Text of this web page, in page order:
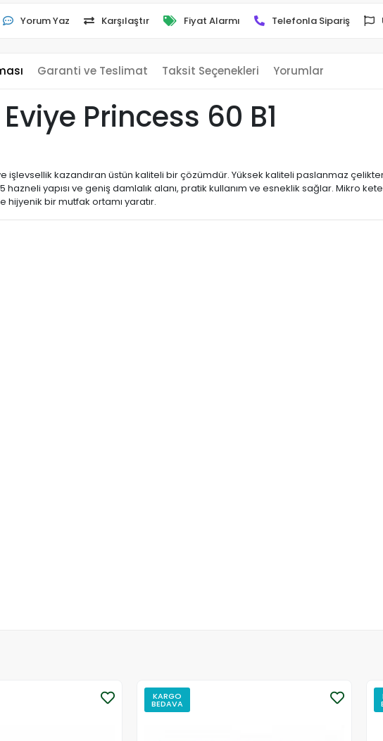
Yorum Yaz Karşılaştır Fiyat Alarmı Telefonla Sipariş
Garanti ve Teslimat Taksit Seçenekleri Yorumlar
Princess 60 B1
işlevsellik kazandıran üstün kaliteli bir çözümdür. Yüksek kaliteli paslanmaz
yapısı ve geniş damlalık alanı, pratik kullanım ve esneklik sağlar. Mikro
hijyenik bir mutfak ortamı yaratır.
KARGO
BEDAVA